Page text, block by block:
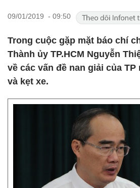
09/01/2019 - 09:50
Trong cuộc gặp mặt báo chí
Thành ủy TP.HCM Nguyễn
về các vấn đề nan giải của
và kẹt xe.